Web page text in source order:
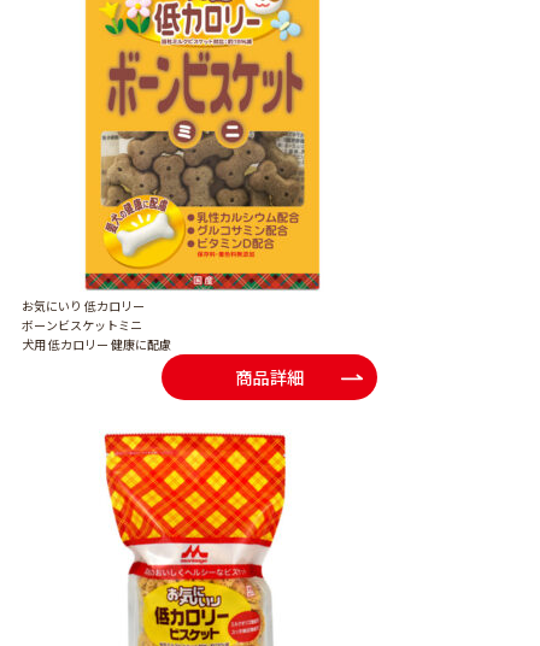
お気にいり 低カロリー
ボーンビスケットミニ
犬用 低カロリー 健康に配慮
商品詳細